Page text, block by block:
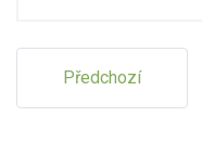
Předchozí